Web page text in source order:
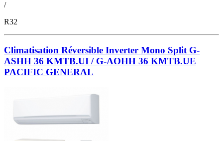
/
R32
Climatisation Réversible Inverter Mono Split G-
ASHH 36 KMTB.UI / G-AOHH 36 KMTB.UE
PACIFIC GENERAL